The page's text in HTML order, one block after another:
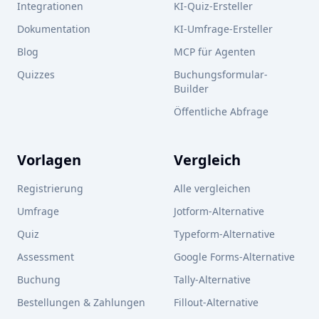
Integrationen
Dokumentation
Blog
Quizzes
KI-Quiz-Ersteller
KI-Umfrage-Ersteller
MCP für Agenten
Buchungsformular-
Builder
Öffentliche Abfrage
Vorlagen
Registrierung
Umfrage
Quiz
Assessment
Buchung
Bestellungen & Zahlungen
Vergleich
Alle vergleichen
Jotform-Alternative
Typeform-Alternative
Google Forms-Alternative
Tally-Alternative
Fillout-Alternative